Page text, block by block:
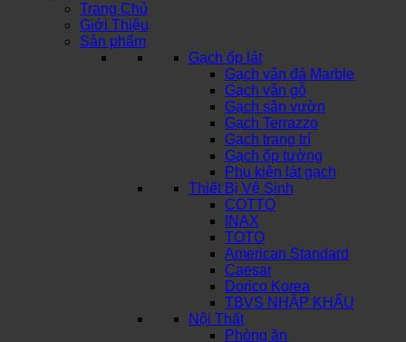
Trang Chủ
Giới Thiệu
Sản phẩm
Gạch ốp lát
Gạch vân đá Marble
Gạch vân gỗ
Gạch sân vườn
Gạch Terrazzo
Gạch trang trí
Gạch ốp tường
Phụ kiện lát gạch
Thiết Bị Vệ Sinh
COTTO
INAX
TOTO
American Standard
Caesar
Dorico Korea
TBVS NHẬP KHẨU
Nội Thất
Phòng ăn